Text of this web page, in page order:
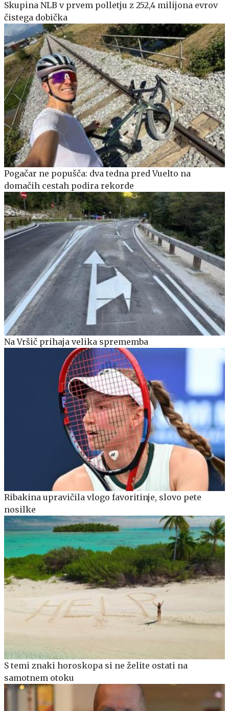
Skupina NLB v prvem polletju z 252,4 milijona evrov
čistega dobička
Pogačar ne popušča: dva tedna pred Vuelto na
domačih cestah podira rekorde
Na Vršič prihaja velika sprememba
Ribakina upravičila vlogo favoritinje, slovo pete
nosilke
S temi znaki horoskopa si ne želite ostati na
samotnem otoku